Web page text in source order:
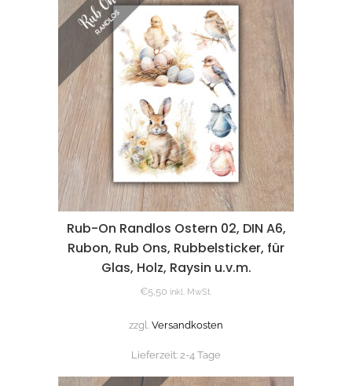
Rub-On Randlos Ostern 02, DIN A6,
Rubon, Rub Ons, Rubbelsticker, für
Glas, Holz, Raysin u.v.m.
€5,50 inkl. MwSt.
zzgl. Versandkosten
Lieferzeit: 2-4 Tage